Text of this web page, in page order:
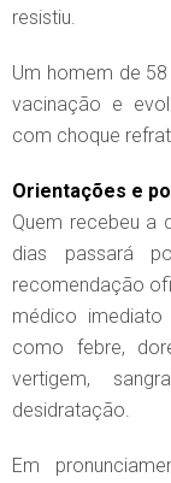
resistiu.
Um homem de
vacinação e
com choque
Orientações e
Quem recebeu a
dias passará
recomendação
médico
como febre,
vertigem,
desidratação.
Em